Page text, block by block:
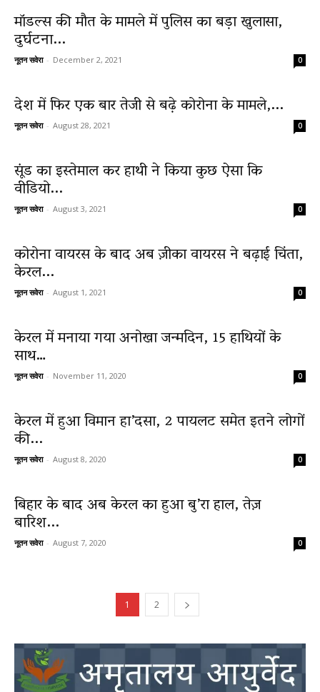
मॉडल्स की मौत के मामले में पुलिस का बड़ा खुलासा,
दुर्घटना...
नूतन सवेरा - December 2, 2021 0
देश में फिर एक बार तेजी से बढ़े कोरोना के मामले,...
नूतन सवेरा - August 28, 2021 0
सूंड का इस्तेमाल कर हाथी ने किया कुछ ऐसा कि
वीडियो...
नूतन सवेरा - August 3, 2021 0
कोरोना वायरस के बाद अब ज़ीका वायरस ने बढ़ाई चिंता,
केरल...
नूतन सवेरा - August 1, 2021 0
केरल में मनाया गया अनोखा जन्मदिन, 15 हाथियों के
साथ…
नूतन सवेरा - November 11, 2020 0
केरल में हुआ विमान हा’दसा, 2 पायलट समेत इतने लोगों
की...
नूतन सवेरा - August 8, 2020 0
बिहार के बाद अब केरल का हुआ बु’रा हाल, तेज़
बारिश...
नूतन सवेरा - August 7, 2020 0
1 2